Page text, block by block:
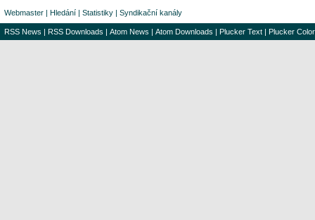
Webmaster | Hledání | Statistiky | Syndikační kanály
RSS News | RSS Downloads | Atom News | Atom Downloads | Plucker Text | Plucker Color